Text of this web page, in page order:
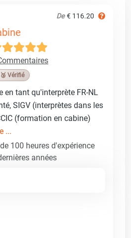
De € 116.20
🥉 Vérifié
en tant qu'interprète FR-NL
SIGV (interprètes dans les
(formation en cabine)
...
100 heures d'expérience
années